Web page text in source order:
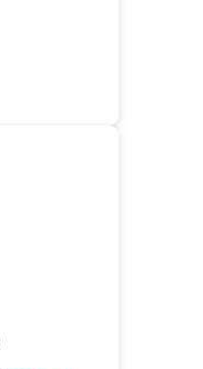
Partner)